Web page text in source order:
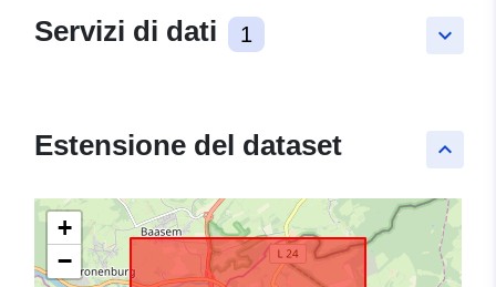
keyboard_arrow_down
Servizi di dati 1
keyboard_arrow_up
Estensione del dataset
+
−